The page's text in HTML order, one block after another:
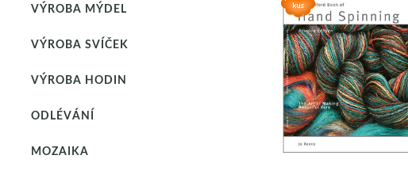
VÝROBA MÝDEL
VÝROBA SVÍČEK
VÝROBA HODIN
ODLÉVÁNÍ
MOZAIKA